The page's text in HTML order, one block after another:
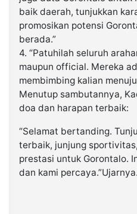
baik daerah, tunjukkan
promosikan potensi
berada.”
4. “Patuhilah seluruh
maupun official. Mereka
membimbing kalian
Menutup sambutannya,
doa dan harapan terbaik:
“Selamat bertanding.
terbaik, junjung
prestasi untuk Gorontalo.
dan kami percaya.”Ujarnya.